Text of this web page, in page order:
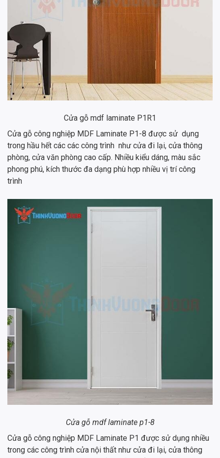
Cửa gỗ mdf laminate P1R1
Cửa gỗ công nghiệp MDF Laminate P1-8 được sử dụng
trong hầu hết các các công trình như cửa đi lại, cửa thông
phòng, cửa văn phòng cao cấp. Nhiều kiểu dáng, màu sắc
phong phú, kích thước đa dạng phù hợp nhiều vị trí công
trình
Cửa gỗ mdf laminate p1-8
Cửa gỗ công nghiệp MDF Laminate P1 được sử dụng nhiều
trong các công trình cửa nội thất như cửa đi lại, cửa thông